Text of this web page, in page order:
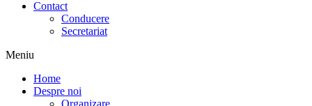
Contact
Conducere
Secretariat
Meniu
Home
Despre noi
Organizare